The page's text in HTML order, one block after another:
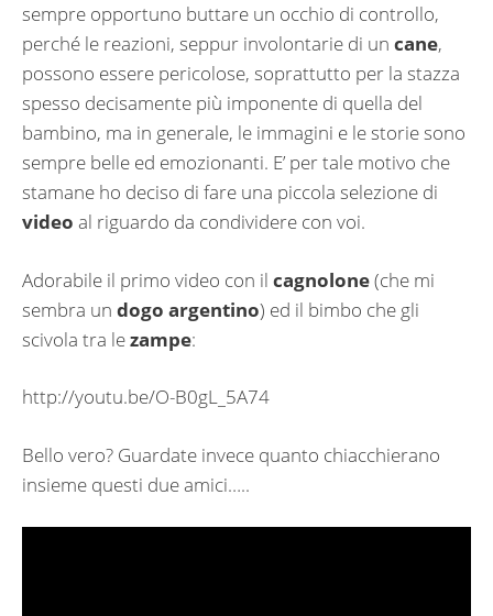
sempre opportuno buttare un occhio di controllo,
perché le reazioni, seppur involontarie di un cane,
possono essere pericolose, soprattutto per la stazza
spesso decisamente più imponente di quella del
bambino, ma in generale, le immagini e le storie sono
sempre belle ed emozionanti. E’ per tale motivo che
stamane ho deciso di fare una piccola selezione di
video al riguardo da condividere con voi.
Adorabile il primo video con il cagnolone(che mi
sembra un dogo argentino) ed il bimbo che gli
scivola tra lezampe:
http://youtu.be/O-B0gL_5A74
Bello vero? Guardate invece quanto chiacchierano
insieme questi due amici…..